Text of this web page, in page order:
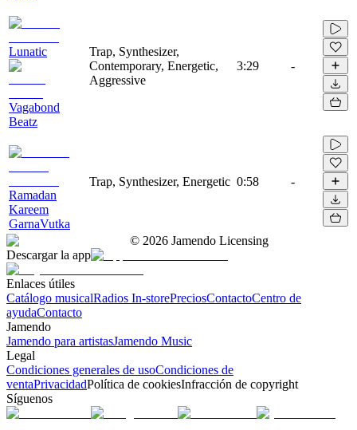
Lunatic
Vagabond
Beatz
Trap, Synthesizer,
Contemporary, Energetic,
Aggressive
3:29 -
Ramadan
Kareem
GarnaVutka
Trap, Synthesizer, Energetic 0:58 -
© 2026 Jamendo Licensing
Descargar la app
Enlaces útiles
Catálogo musicalRadios In-storePreciosContactoCentro de
ayudaContacto
Jamendo
Jamendo para artistasJamendo Music
Legal
Condiciones generales de usoCondiciones de
ventaPrivacidadPolítica de cookiesInfracción de copyright
Síguenos